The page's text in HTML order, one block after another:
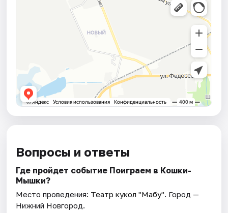
Вопросы и ответы
Где пройдет событие Поиграем в Кошки-
Мышки?
Место проведения: Театр кукол "Мабу". Город —
Нижний Новгород.